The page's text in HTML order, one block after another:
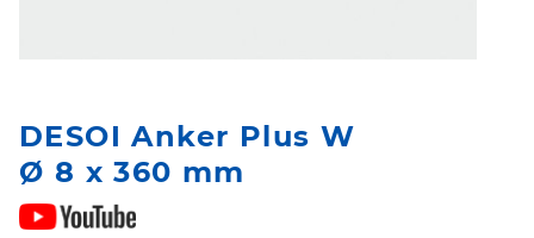
DESOI Anker Plus W
Ø 8 x 360 mm